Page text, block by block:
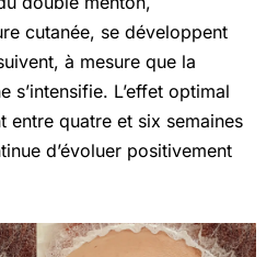
cutanée, se développent
à mesure que la
s’intensifie. L’effet optimal
entre quatre et six semaines
d’évoluer positivement